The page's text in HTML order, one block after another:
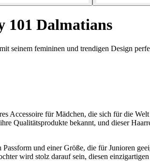
101 Dalmatians
seinem femininen und trendigen Design
Accessoire für Mädchen, die sich für die
Qualitätsprodukte bekannt, und dieser
und einer Größe, die für Junioren
wird stolz darauf sein, diesen